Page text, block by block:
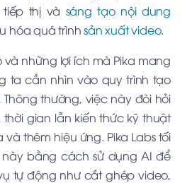
thị và sáng tạo nội dung
hóa quá trìnhsản xuất video.
và những lợi ích mà Pika mang
ta cần nhìn vào quy trình tạo
Thông thường, việc này đòi hỏi
gian lẫn kiến thức kỹ thuật
thêm hiệu ứng. Pika Labs tối
bằng cách sử dụng AI để
tự động như cắt ghép video,